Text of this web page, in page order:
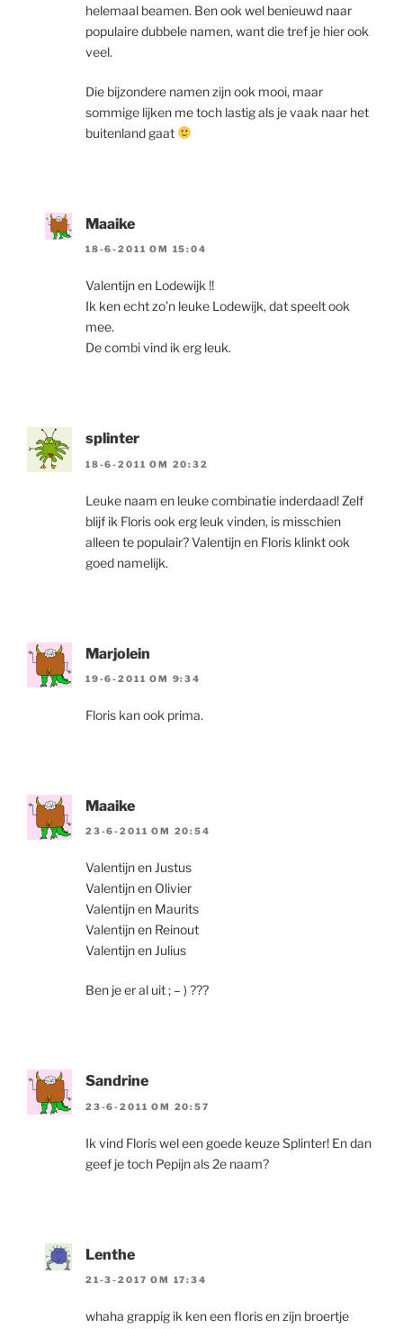
helemaal beamen. Ben ook wel benieuwd naar
populaire dubbele namen, want die tref je hier ook
veel.
Die bijzondere namen zijn ook mooi, maar
sommige lijken me toch lastig als je vaak naar het
buitenland gaat
Maaike
18-6-2011 OM 15:04
Valentijn en Lodewijk !!
Ik ken echt zo’n leuke Lodewijk, dat speelt ook
mee.
De combi vind ik erg leuk.
splinter
18-6-2011 OM 20:32
Leuke naam en leuke combinatie inderdaad! Zelf
blijf ik Floris ook erg leuk vinden, is misschien
alleen te populair? Valentijn en Floris klinkt ook
goed namelijk.
Marjolein
19-6-2011 OM 9:34
Floris kan ook prima.
Maaike
23-6-2011 OM 20:54
Valentijn en Justus
Valentijn en Olivier
Valentijn en Maurits
Valentijn en Reinout
Valentijn en Julius
Ben je er al uit ; – ) ???
Sandrine
23-6-2011 OM 20:57
Ik vind Floris wel een goede keuze Splinter! En dan
geef je toch Pepijn als 2e naam?
Lenthe
21-3-2017 OM 17:34
whaha grappig ik ken een floris en zijn broertje